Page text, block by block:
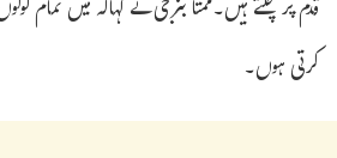
کرتی ہوں۔